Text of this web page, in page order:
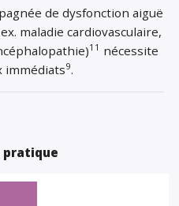
de dysfonction aiguë
maladie cardiovasculaire,
11 nécessite
immédiats9.
pratique